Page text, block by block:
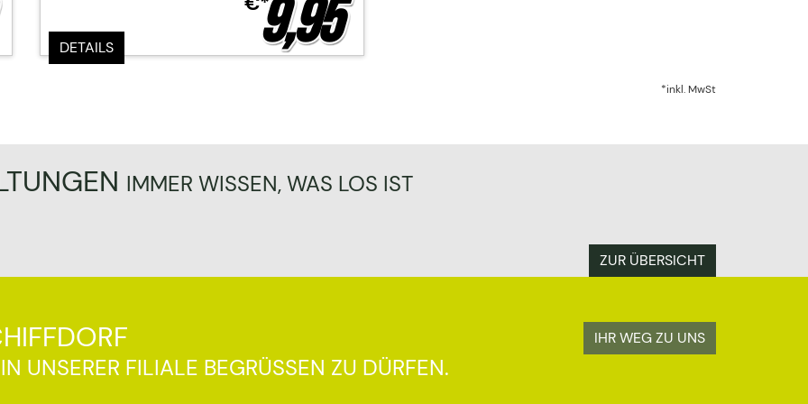
9,95
DETAILS
*inkl. MwSt
IMMER WISSEN, WAS LOS IST
ZUR ÜBERSICHT
UNSERER FILIALE BEGRÜSSEN ZU DÜRFEN.
IHR WEG ZU UNS